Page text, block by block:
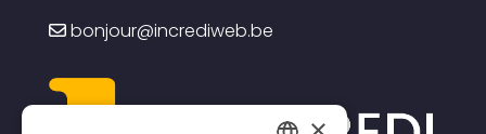
bonjour@incrediweb.be